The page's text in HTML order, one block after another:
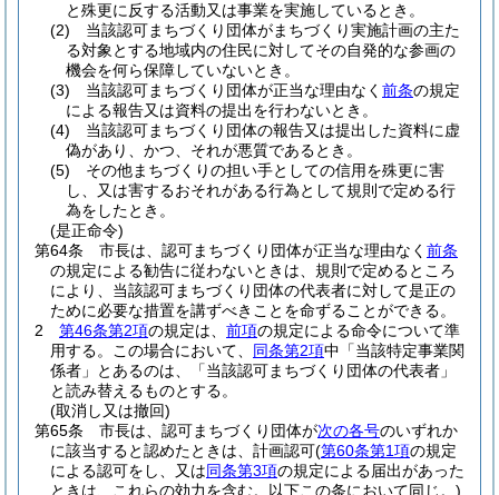
と殊更に反する活動又は事業を実施しているとき。
(2)
当該認可まちづくり団体がまちづくり実施計画の主た
る対象とする地域内の住民に対してその自発的な参画の
機会を何ら保障していないとき。
(3)
当該認可まちづくり団体が正当な理由なく 前条の規定
による報告又は資料の提出を行わないとき。
(4)
当該認可まちづくり団体の報告又は提出した資料に虚
偽があり、かつ、それが悪質であるとき。
(5)
その他まちづくりの担い手としての信用を殊更に害
し、又は害するおそれがある行為として規則で定める行
為をしたとき。
(是正命令)
第64条
市長は、認可まちづくり団体が正当な理由なく 前条
の規定による勧告に従わないときは、規則で定めるところ
により、当該認可まちづくり団体の代表者に対して是正の
ために必要な措置を講ずべきことを命ずることができる。
2
第46条第2項の規定は、 前項の規定による命令について準
用する。
この場合において、 同条第2項中「当該特定事業関
係者」とあるのは、「当該認可まちづくり団体の代表者」
と読み替えるものとする。
(取消し又は撤回)
第65条
市長は、認可まちづくり団体が次の各号のいずれか
に該当すると認めたときは、計画認可(第60条第1項の規定
による認可をし、又は同条第3項の規定による届出があった
ときは、これらの効力を含む。以下この条において同じ。)